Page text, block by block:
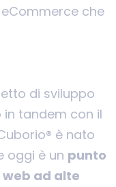
che
di sviluppo
tandem con il
è nato
oggi è un punto
ad alte